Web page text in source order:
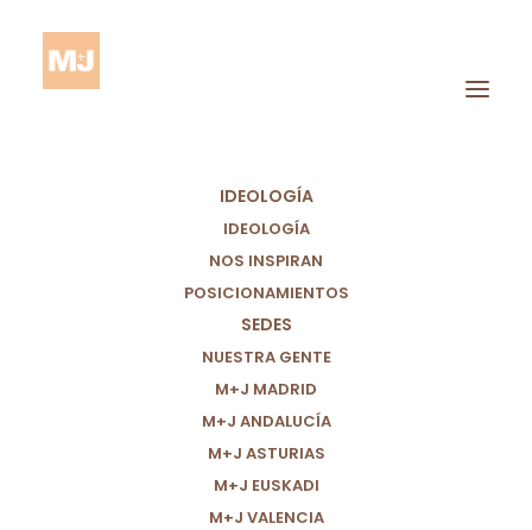
IDEOLOGÍA
IDEOLOGÍA
NOS INSPIRAN
POSICIONAMIENTOS
SEDES
NUESTRA GENTE
M+J MADRID
M+J ANDALUCÍA
M+J ASTURIAS
M+J EUSKADI
M+J VALENCIA
Trabajo Infantil